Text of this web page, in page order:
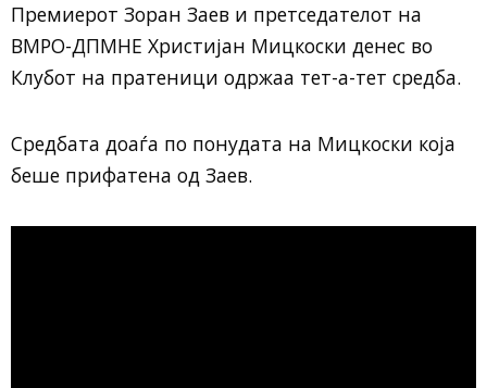
Премиерот Зоран Заев и претседателот на
ВМРО-ДПМНЕ Христијан Мицкоски денес во
Клубот на пратеници одржаа тет-а-тет средба.
Средбата доаѓа по понудата на Мицкоски која
беше прифатена од Заев.